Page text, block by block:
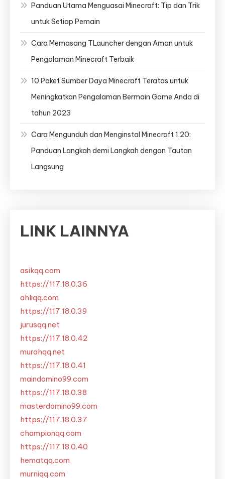
Panduan Utama Menguasai Minecraft: Tip dan Trik
untuk Setiap Pemain
Cara Memasang TLauncher dengan Aman untuk
Pengalaman Minecraft Terbaik
10 Paket Sumber Daya Minecraft Teratas untuk
Meningkatkan Pengalaman Bermain Game Anda di
tahun 2023
Cara Mengunduh dan Menginstal Minecraft 1.20:
Panduan Langkah demi Langkah dengan Tautan
Langsung
LINK LAINNYA
asikqq.com
https://117.18.0.36
ahliqq.com
https://117.18.0.39
jurusqq.net
https://117.18.0.42
murahqq.net
https://117.18.0.41
maindomino99.com
https://117.18.0.38
masterdomino99.com
https://117.18.0.37
championqq.com
https://117.18.0.40
hematqq.com
murniqq.com